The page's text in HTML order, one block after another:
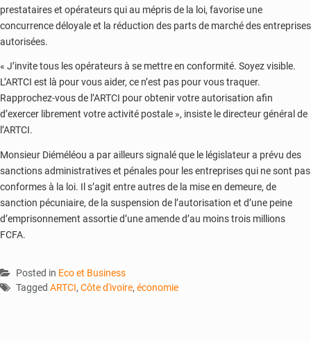
prestataires et opérateurs qui au mépris de la loi, favorise une
concurrence déloyale et la réduction des parts de marché des entreprises
autorisées.
« J’invite tous les opérateurs à se mettre en conformité. Soyez visible.
L’ARTCI est là pour vous aider, ce n’est pas pour vous traquer.
Rapprochez-vous de l’ARTCI pour obtenir votre autorisation afin
d’exercer librement votre activité postale », insiste le directeur général de
l’ARTCI.
Monsieur Diéméléou a par ailleurs signalé que le législateur a prévu des
sanctions administratives et pénales pour les entreprises qui ne sont pas
conformes à la loi. Il s’agit entre autres de la mise en demeure, de
sanction pécuniaire, de la suspension de l’autorisation et d’une peine
d’emprisonnement assortie d’une amende d’au moins trois millions
FCFA.
Posted in Eco et Business
Tagged ARTCI, Côte d'ivoire, économie